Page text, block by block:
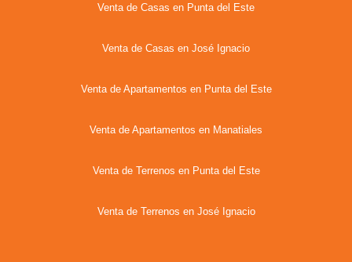
Venta de Casas en Punta del Este
Venta de Casas en José Ignacio
Venta de Apartamentos en Punta del Este
Venta de Apartamentos en Manatiales
Venta de Terrenos en Punta del Este
Venta de Terrenos en José Ignacio